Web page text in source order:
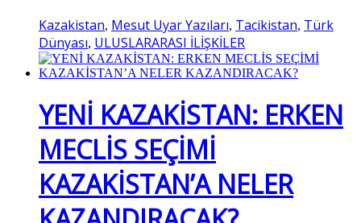
Kazakistan, Mesut Uyar Yazıları, Tacikistan, Türk
Dünyası, ULUSLARARASI İLİŞKİLER
YENİ KAZAKİSTAN: ERKEN
MECLİS SEÇİMİ
KAZAKİSTAN’A NELER